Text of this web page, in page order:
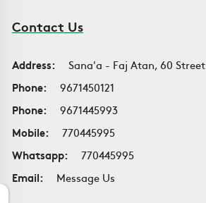
Contact Us
Address:
Sana'a - Faj Atan, 60 Street
Phone:
9671450121
Phone:
9671445993
Mobile:
770445995
Whatsapp:
770445995
Email:
Message Us